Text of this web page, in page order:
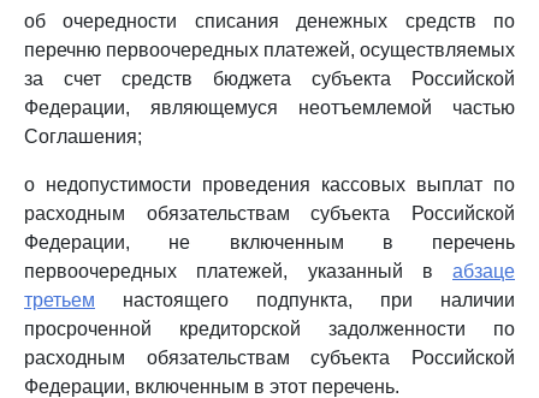
об очередности списания денежных средств по
перечню первоочередных платежей, осуществляемых
за счет средств бюджета субъекта Российской
Федерации, являющемуся неотъемлемой частью
Соглашения;
о недопустимости проведения кассовых выплат по
расходным обязательствам субъекта Российской
Федерации, не включенным в перечень
первоочередных платежей, указанный в абзаце
третьем настоящего подпункта, при наличии
просроченной кредиторской задолженности по
расходным обязательствам субъекта Российской
Федерации, включенным в этот перечень.